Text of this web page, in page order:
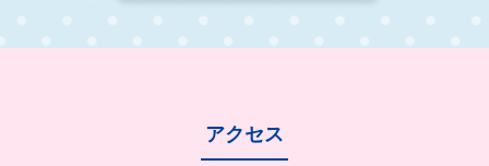
アクセス